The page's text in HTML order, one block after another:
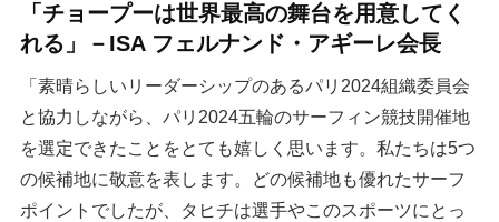
「チョープーは世界最高の舞台を用意してく
れる」－ISA フェルナンド・アギーレ会長
「素晴らしいリーダーシップのあるパリ2024組織委員会
と協力しながら、パリ2024五輪のサーフィン競技開催地
を選定できたことをとても嬉しく思います。私たちは5つ
の候補地に敬意を表します。どの候補地も優れたサーフ
ポイントでしたが、タヒチは選手やこのスポーツにとっ